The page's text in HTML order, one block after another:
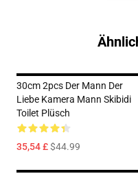
30cm 2pcs Der Mann Der
Liebe Kamera Mann Skibidi
Toilet Plüsch
35,54 £$44.99